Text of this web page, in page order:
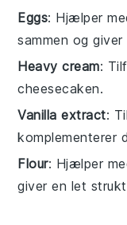
Eggs: Hjælper
sammen og
Heavy cream:
cheesecaken.
Vanilla extract:
komplementerer
Flour: Hjælper
giver en let